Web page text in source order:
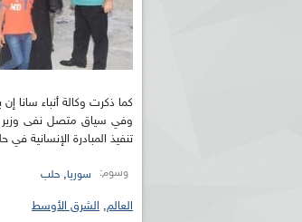
كما ذكرت وكالة أنباء
وفي سياق متصل نفى وزير
تنفيذ المبادرة الإنسانية في
وسوم: سوريا, حلب
العالم, الشرق الأوسط